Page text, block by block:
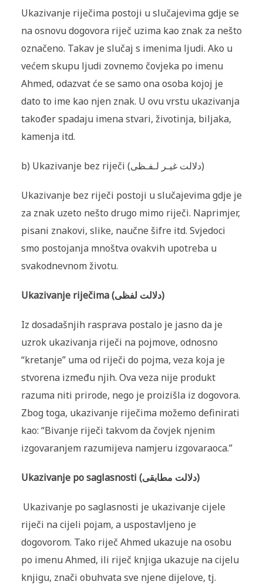
Ukazivanje riječima postoji u slučajevima gdje se
na osnovu dogovora riječ uzima kao znak za nešto
označeno. Takav je slučaj s imenima ljudi. Ako u
većem skupu ljudi zovnemo čovjeka po imenu
Ahmed, odazvat će se samo ona osoba kojoj je
dato to ime kao njen znak. U ovu vrstu ukazivanja
također spadaju imena stvari, životinja, biljaka,
kamenja itd.
b) Ukazivanje bez riječi (دلالت غيـر لـفـظى)
Ukazivanje bez riječi postoji u slučajevima gdje je
za znak uzeto nešto drugo mimo riječi. Naprimjer,
pisani znakovi, slike, naučne šifre itd. Svjedoci
smo postojanja mnoštva ovakvih upotreba u
svakodnevnom životu.
Ukazivanje riječima (دلالت لفظى)
Iz dosadašnjih rasprava postalo je jasno da je
uzrok ukazivanja riječi na pojmove, odnosno
“kretanje” uma od riječi do pojma, veza koja je
stvorena između njih. Ova veza nije produkt
razuma niti prirode, nego je proizišla iz dogovora.
Zbog toga, ukazivanje riječima možemo definirati
kao: “Bivanje riječi takvom da čovjek njenim
izgovaranjem razumijeva namjeru izgovaraoca.”
Ukazivanje po saglasnosti (دلالت مطابقى)
Ukazivanje po saglasnosti je ukazivanje cijele
riječi na cijeli pojam, a uspostavljeno je
dogovorom. Tako riječ Ahmed ukazuje na osobu
po imenu Ahmed, ili riječ knjiga ukazuje na cijelu
knjigu, znači obuhvata sve njene dijelove, tj.